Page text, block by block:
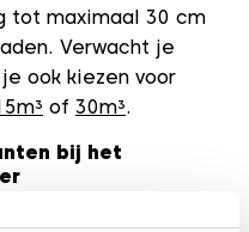
tot maximaal 30 cm
Verwacht je
ook kiezen voor
of 30m³.
bij het